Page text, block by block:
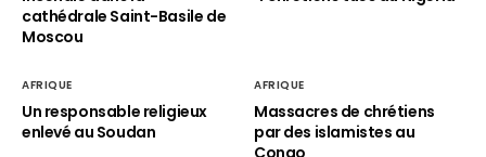
cathédrale Saint-Basile de
Moscou
AFRIQUE
Un responsable religieux
enlevé au Soudan
AFRIQUE
Massacres de chrétiens
par des islamistes au
Congo